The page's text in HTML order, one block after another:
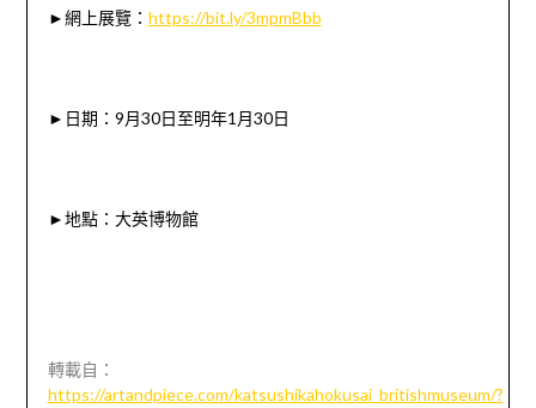
►網上展覽： https://bit.ly/3mpmBbb
► 日期：9月30日至明年1月30日
►地點：大英博物館
轉載自：
https://artandpiece.com/katsushikahokusai_britishmuseum/?